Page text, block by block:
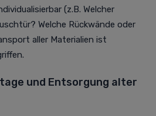
(z.B. Welcher
Welche Rückwände oder
aller Materialien ist
und Entsorgung alter